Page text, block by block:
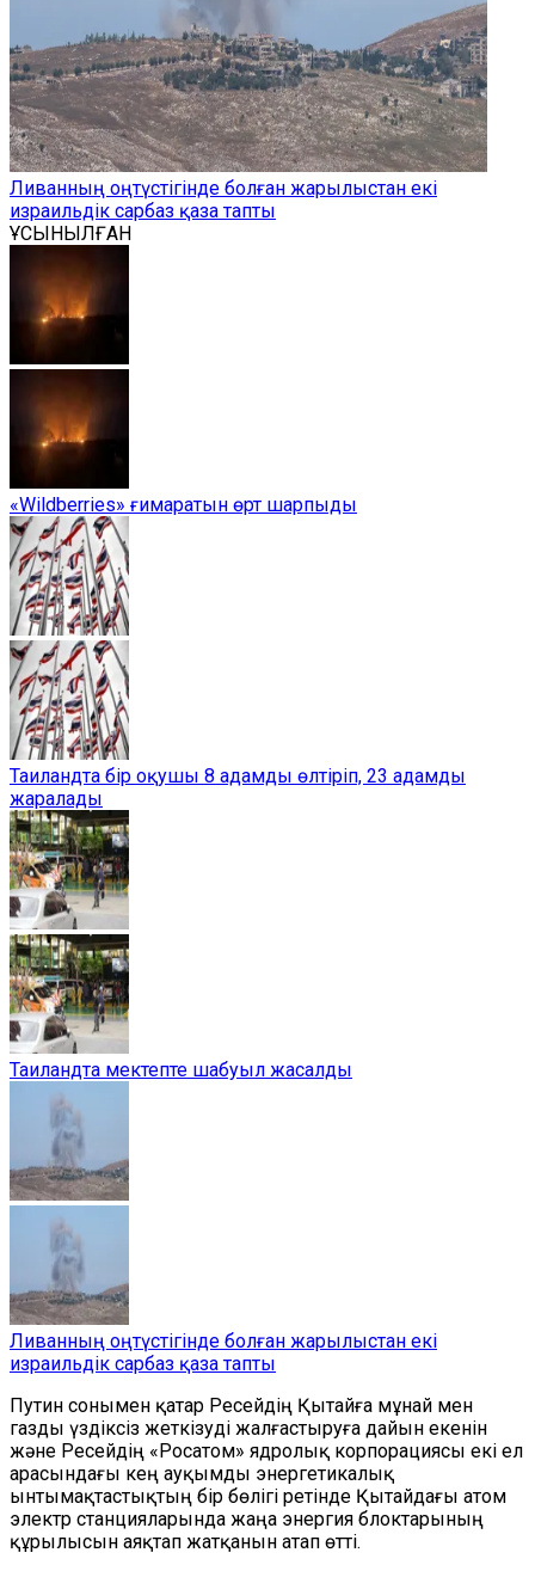
Ливанның оңтүстігінде болған жарылыстан екі
израильдік сарбаз қаза тапты
ҰСЫНЫЛҒАН
«Wildberries» ғимаратын өрт шарпыды
Таиландта бір оқушы 8 адамды өлтіріп, 23 адамды
жаралады
Таиландта мектепте шабуыл жасалды
Ливанның оңтүстігінде болған жарылыстан екі
израильдік сарбаз қаза тапты
Путин сонымен қатар Ресейдің Қытайға мұнай мен
газды үздіксіз жеткізуді жалғастыруға дайын екенін
және Ресейдің «Росатом» ядролық корпорациясы екі ел
арасындағы кең ауқымды энергетикалық
ынтымақтастықтың бір бөлігі ретінде Қытайдағы атом
электр станцияларында жаңа энергия блоктарының
құрылысын аяқтап жатқанын атап өтті.